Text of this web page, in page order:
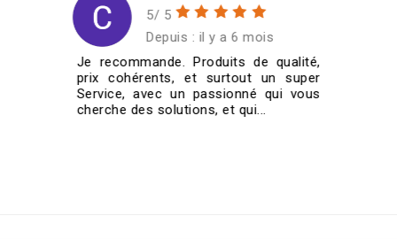
5/ 5
Depuis : il y a 6 mois
J'ai commandé quatre jantes
185/60/14 pour ma VW Golf 1
cabriolet de 1987. Je les ai reçues très
rapidement et super bien emballées....